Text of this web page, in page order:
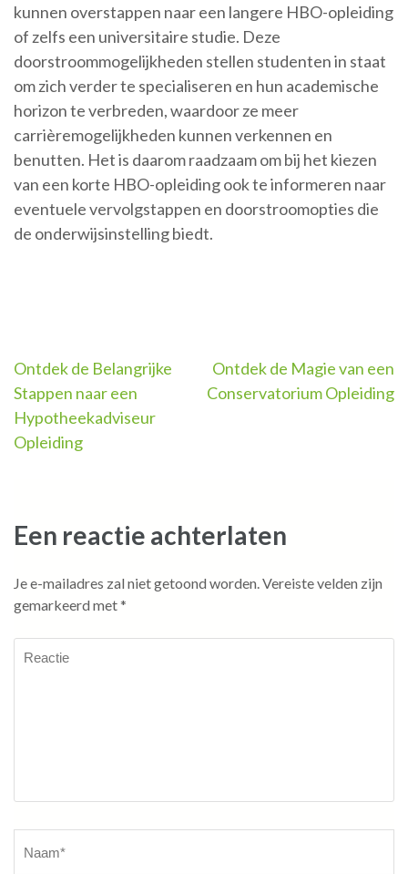
kunnen overstappen naar een langere HBO-opleiding
of zelfs een universitaire studie. Deze
doorstroommogelijkheden stellen studenten in staat
om zich verder te specialiseren en hun academische
horizon te verbreden, waardoor ze meer
carrièremogelijkheden kunnen verkennen en
benutten. Het is daarom raadzaam om bij het kiezen
van een korte HBO-opleiding ook te informeren naar
eventuele vervolgstappen en doorstroomopties die
de onderwijsinstelling biedt.
Berichtnavigatie
Ontdek de Belangrijke
Stappen naar een
Hypotheekadviseur
Opleiding
Ontdek de Magie van een
Conservatorium Opleiding
Een reactie achterlaten
Je e-mailadres zal niet getoond worden.Vereiste velden zijn
gemarkeerd met*